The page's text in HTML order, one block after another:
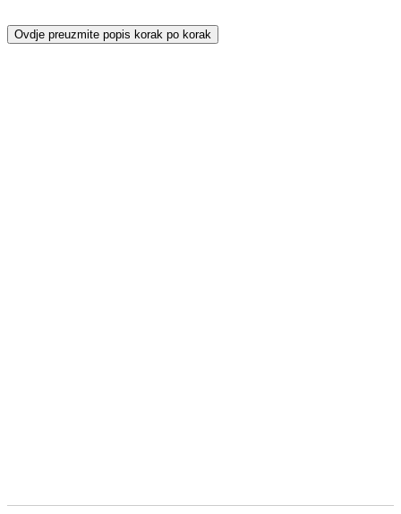
Ovdje preuzmite popis korak po korak